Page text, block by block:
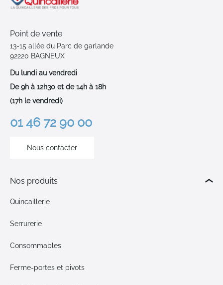
Point de vente
13-15 allée du Parc de garlande
92220 BAGNEUX
Du lundi au vendredi
De 9h à 12h30 et de 14h à 18h
(17h le vendredi)
01 46 72 90 00
Nous contacter
Nos produits
Quincaillerie
Serrurerie
Consommables
Ferme-portes et pivots